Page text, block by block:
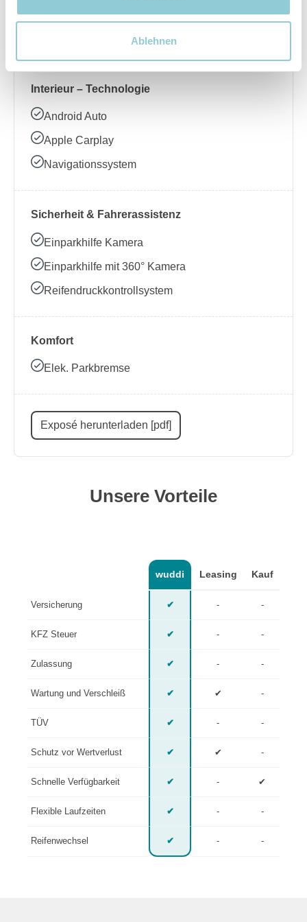
Ablehnen
Beheizbares Lenkrad
Interieur – Technologie
Android Auto
Apple Carplay
Navigationssystem
Sicherheit & Fahrerassistenz
Einparkhilfe Kamera
Einparkhilfe mit 360° Kamera
Reifendruckkontrollsystem
Komfort
Elek. Parkbremse
Exposé herunterladen [pdf]
Unsere Vorteile
wuddi Leasing Kauf
Versicherung ✔ - -
KFZ Steuer ✔ - -
Zulassung ✔ - -
Wartung und Verschleiß ✔ ✔ -
TÜV ✔ - -
Schutz vor Wertverlust ✔ ✔ -
Schnelle Verfügbarkeit ✔ - ✔
Flexible Laufzeiten ✔ - -
Reifenwechsel ✔ - -